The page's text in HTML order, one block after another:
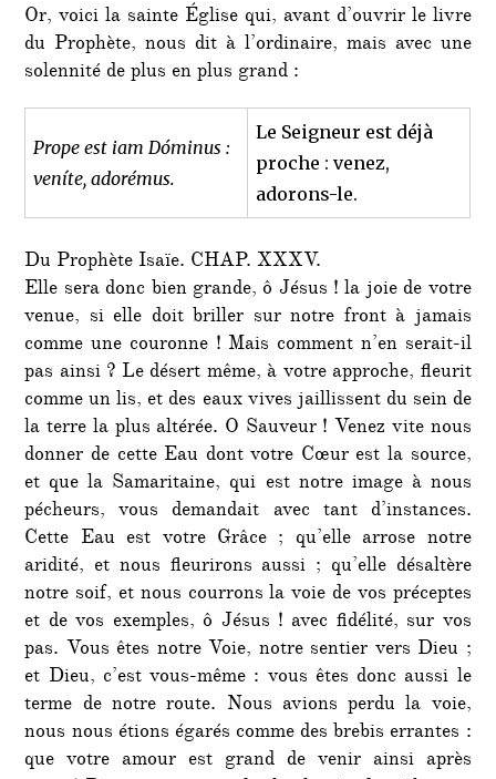
Or, voici la sainte Église qui, avant d’ouvrir le livre
du Prophète, nous dit à l’ordinaire, mais avec une
solennité de plus en plus grand :
Prope est iam Dóminus :
veníte, adorémus.
Le Seigneur est déjà
proche : venez,
adorons-le.
Du Prophète Isaïe. CHAP. XXXV.
Elle sera donc bien grande, ô Jésus ! la joie de votre
venue, si elle doit briller sur notre front à jamais
comme une couronne ! Mais comment n’en serait-il
pas ainsi ? Le désert même, à votre approche, fleurit
comme un lis, et des eaux vives jaillissent du sein de
la terre la plus altérée. O Sauveur ! Venez vite nous
donner de cette Eau dont votre Cœur est la source,
et que la Samaritaine, qui est notre image à nous
pécheurs, vous demandait avec tant d’instances.
Cette Eau est votre Grâce ; qu’elle arrose notre
aridité, et nous fleurirons aussi ; qu’elle désaltère
notre soif, et nous courrons la voie de vos préceptes
et de vos exemples, ô Jésus ! avec fidélité, sur vos
pas. Vous êtes notre Voie, notre sentier vers Dieu ;
et Dieu, c’est vous-même : vous êtes donc aussi le
terme de notre route. Nous avions perdu la voie,
nous nous étions égarés comme des brebis errantes :
que votre amour est grand de venir ainsi après